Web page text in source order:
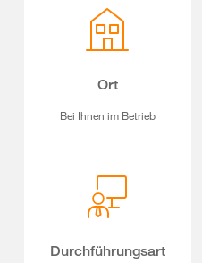
Ort
Bei Ihnen im Betrieb
Durchführungsart